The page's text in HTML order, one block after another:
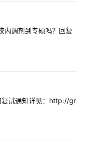
内调剂到专硕吗？回复
复试通知详见：http://gr